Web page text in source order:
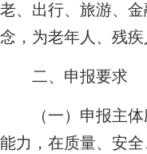
老、出行、旅游、
念，为老年人、残
二、申报要求
（一）申报主体
能力，在质量、安